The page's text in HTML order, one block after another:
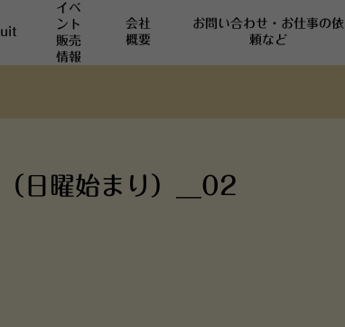
イベ
ント
販売
情報
会社
概要
お問い合わせ・お仕事の依
頼など
日曜始まり）__02